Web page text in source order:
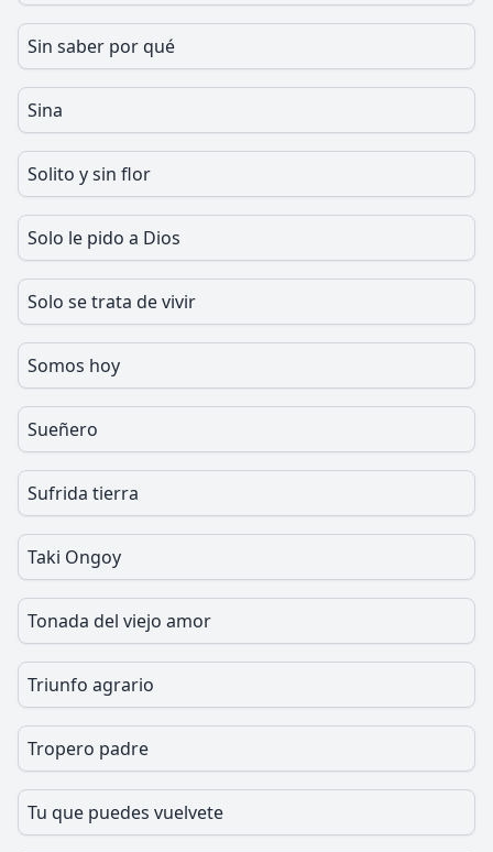
Sin saber por qué
Sina
Solito y sin flor
Solo le pido a Dios
Solo se trata de vivir
Somos hoy
Sueñero
Sufrida tierra
Taki Ongoy
Tonada del viejo amor
Triunfo agrario
Tropero padre
Tu que puedes vuelvete